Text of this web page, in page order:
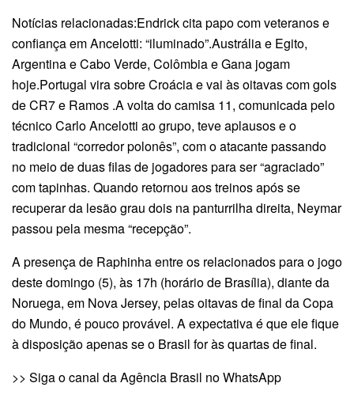
Notícias relacionadas:Endrick cita papo com veteranos e
confiança em Ancelotti: “iluminado”.Austrália e Egito,
Argentina e Cabo Verde, Colômbia e Gana jogam
hoje.Portugal vira sobre Croácia e vai às oitavas com gols
de CR7 e Ramos .A volta do camisa 11, comunicada pelo
técnico Carlo Ancelotti ao grupo, teve aplausos e o
tradicional “corredor polonês”, com o atacante passando
no meio de duas filas de jogadores para ser “agraciado”
com tapinhas. Quando retornou aos treinos após se
recuperar da lesão grau dois na panturrilha direita, Neymar
passou pela mesma “recepção”.
A presença de Raphinha entre os relacionados para o jogo
deste domingo (5), às 17h (horário de Brasília), diante da
Noruega, em Nova Jersey, pelas oitavas de final da Copa
do Mundo, é pouco provável. A expectativa é que ele fique
à disposição apenas se o Brasil for às quartas de final.
>> Siga o canal da Agência Brasil no WhatsApp